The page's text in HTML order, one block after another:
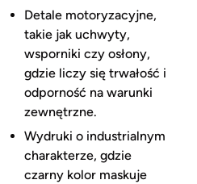
Detale motoryzacyjne,
takie jak uchwyty,
wsporniki czy osłony,
gdzie liczy się trwałość i
odporność na warunki
zewnętrzne.
Wydruki o industrialnym
charakterze, gdzie
czarny kolor maskuje